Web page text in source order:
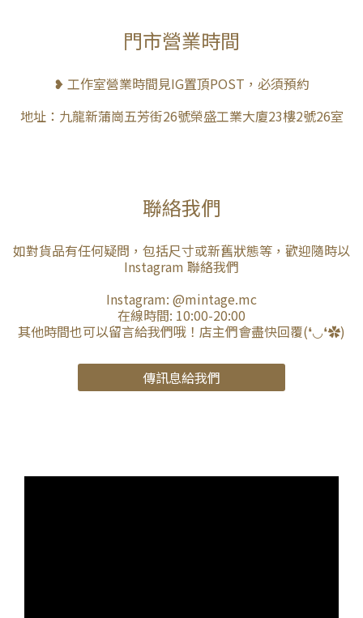
門市營業時間
❥ 工作室營業時間見IG置頂POST，必須預約
地址：九龍新蒲崗五芳街26號榮盛工業大廈23樓2號26室
聯絡我們
如對貨品有任何疑問，包括尺寸或新舊狀態等，歡迎隨時以
Instagram 聯絡我們
Instagram: @mintage.mc
在線時間: 10:00-20:00
其他時間也可以留言給我們哦！店主們會盡快回覆(❛◡❛✿)
傳訊息給我們